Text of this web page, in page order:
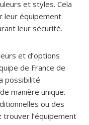
et styles. Cela
leur équipement
leur sécurité.
et d’options
de France de
possibilité
manière unique.
ou des
trouver l’équipement